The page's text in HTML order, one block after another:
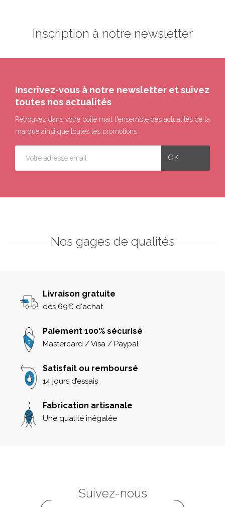
Inscription à notre newsletter
Inscrivez-vous à notre newsletter et suivez
toutes nos actualités
Retrouvez dans votre boîte mail l'ensemble des actualités de la
marque ainsi que toutes les promotions.
Nos gages de qualités
Livraison gratuite
dès 69€ d'achat
Paiement 100% sécurisé
Mastercard / Visa / Paypal
Satisfait ou remboursé
14 jours d’essais
Fabrication artisanale
Une qualité inégalée
Suivez-nous